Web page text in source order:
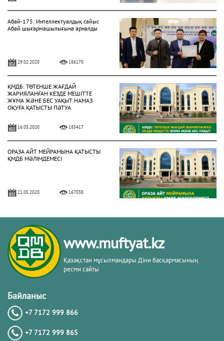
Абай-175: Интеллектуалдық сайыс
Абай шығармашылығына арналды
29.02.2020 186170
ҚМДБ: ТӨТЕНШЕ ЖАҒДАЙ
ЖАРИЯЛАНҒАН КЕЗДЕ МЕШІТТЕ
ЖҰМА ЖӘНЕ БЕС УАҚЫТ НАМАЗ
ОҚУҒА ҚАТЫСТЫ ПӘТУА
16.03.2020 185417
ОРАЗА АЙТ МЕЙРАМЫНА ҚАТЫСТЫ
ҚМДБ МӘЛІМДЕМЕСІ
21.05.2020 167038
БИЫЛ РАМАЗАН АЙЫ 13 СӘУІРДЕ
БАСТАЛАДЫ (ФОТО)
02.04.2021
БЕРІЛДІ (ФОТО)
02.05.2021
www.muftyat.kz
Қазақстан мұсылмандары Діни басқармасының
ресми сайты
Байланыс
+7 7172 999 866
+7 7172 999 865